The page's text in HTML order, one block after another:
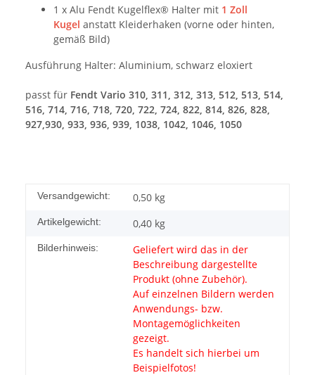
1 x Alu Fendt Kugelflex® Halter mit 1 Zoll
Kugel anstatt Kleiderhaken (vorne oder hinten,
gemäß Bild)
Ausführung Halter: Aluminium, schwarz eloxiert
passt für Fendt Vario 310, 311, 312, 313, 512, 513, 514,
516, 714, 716, 718, 720, 722, 724, 822, 814, 826, 828,
927,930, 933, 936, 939, 1038, 1042, 1046, 1050
Versandgewicht: 0,50 kg
Artikelgewicht: 0,40 kg
Bilderhinweis:
Geliefert wird das in der
Beschreibung dargestellte
Produkt (ohne Zubehör).
Auf einzelnen Bildern werden
Anwendungs- bzw.
Montagemöglichkeiten
gezeigt.
Es handelt sich hierbei um
Beispielfotos!